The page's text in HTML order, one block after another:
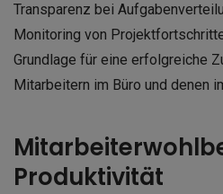
Transparenz bei
Monitoring von
Grundlage für eine erfolgreiche
Mitarbeitern im Büro und denen
Produktivität